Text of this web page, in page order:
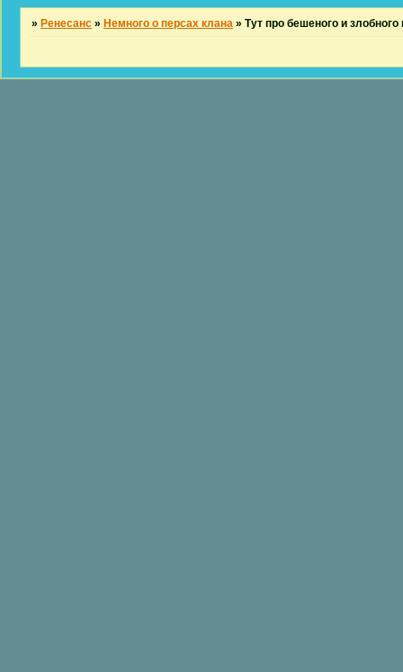
»Ренесанс »Немного о персах клана »Тут про бешеного и